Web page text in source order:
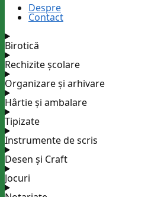
Despre
Contact
Birotică
Rechizite școlare
Organizare și arhivare
Hârtie și ambalare
Tipizate
Instrumente de scris
Desen și Craft
Jocuri